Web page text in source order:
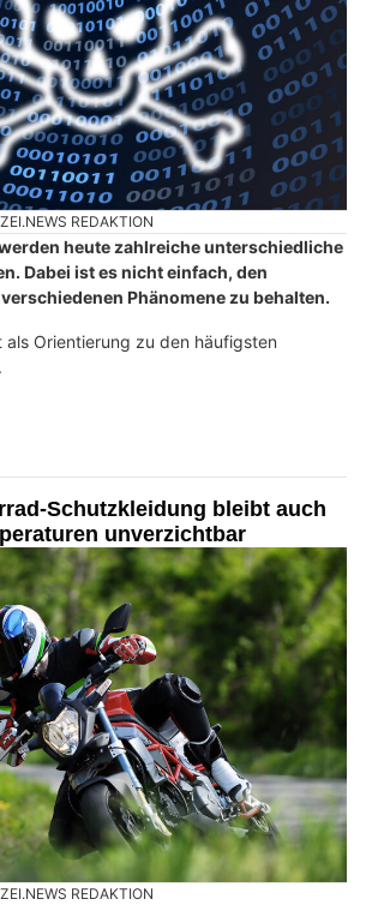
REDAKTION
heute zahlreiche unterschiedliche
Dabei ist es nicht einfach, den
Phänomene zu behalten.
als Orientierung zu den häufigsten
Schutzkleidung bleibt auch
unverzichtbar
REDAKTION